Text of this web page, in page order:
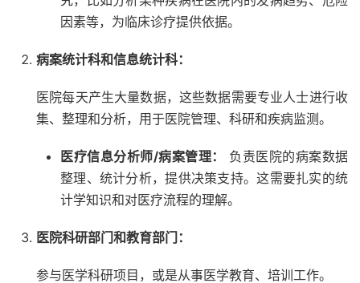
因素等，为临床诊疗提供依据。
病案统计科和信息统计科：
医院每天产生大量数据，这些数据需要专业人士进行收
集、整理和分析，用于医院管理、科研和疾病监测。
医疗信息分析师/病案管理：
负责医院的病案数据
整理、统计分析，提供决策支持。这需要扎实的统
计学知识和对医疗流程的理解。
医院科研部门和教育部门：
参与医学科研项目，或是从事医学教育、培训工作。